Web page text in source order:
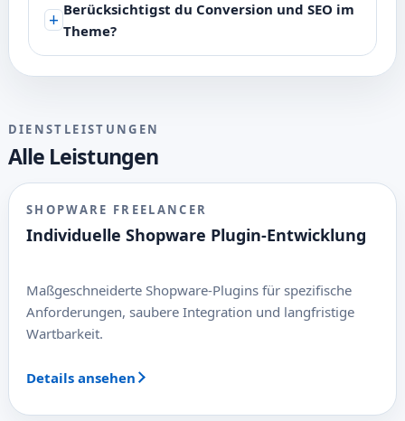
Berücksichtigst du Conversion und SEO im
Theme?
DIENSTLEISTUNGEN
Alle Leistungen
SHOPWARE FREELANCER
Individuelle Shopware Plugin-Entwicklung
Maßgeschneiderte Shopware-Plugins für spezifische
Anforderungen, saubere Integration und langfristige
Wartbarkeit.
Details ansehen